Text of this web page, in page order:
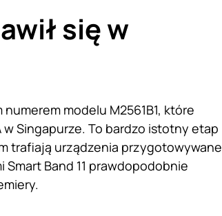
się w
modelu M2561B1, które
w Singapurze. To bardzo istotny etap
trafiają urządzenia przygotowywane
Band 11 prawdopodobnie